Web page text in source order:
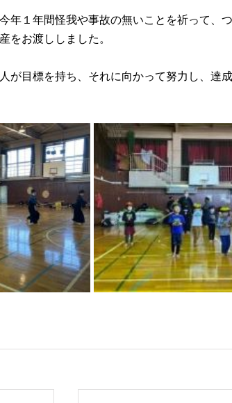
年１年間怪我や事故の無いことを祈って、
をお渡ししました。
が目標を持ち、それに向かって努力し、達